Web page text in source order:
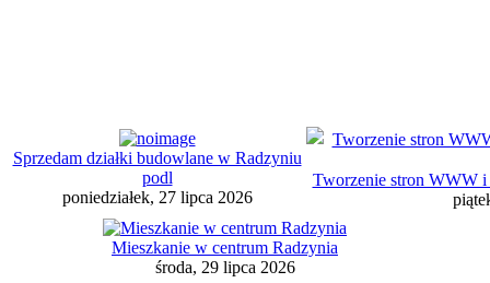
Sprzedam działki budowlane w Radzyniu
podl
poniedziałek, 27 lipca 2026
Tworzenie stron WWW i
Mieszkanie w centrum Radzynia
środa, 29 lipca 2026